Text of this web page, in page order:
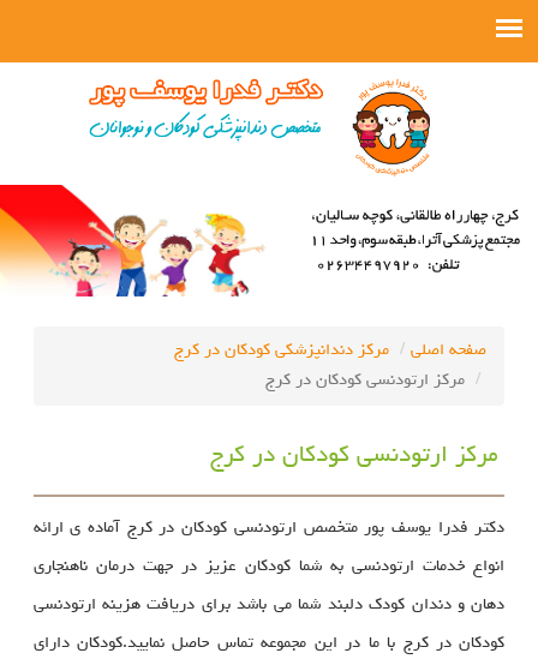
صفحه اصلی
مرکز دندانپزشکی کودکان در کرج
مرکز ارتودنسی کودکان در کرج
مرکز ارتودنسی کودکان در کرج
دکتر فدرا یوسف پور متخصص ارتودنسی کودکان در کرج آماده ی ارائه
انواع خدمات ارتودنسی به شما کودکان عزیز در جهت درمان ناهنجاری
دهان و دندان کودک دلبند شما می باشد برای دریافت هزینه ارتودنسی
کودکان در کرج با ما در این مجموعه تماس حاصل نمایید.کودکان دارای